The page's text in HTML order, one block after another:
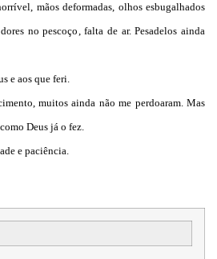
mãos deformadas, olhos esbugalhados
no pescoço, falta de ar. Pesadelos ainda
e aos que feri.
muitos ainda não me perdoaram. Mas
Deus já o fez.
e paciência.